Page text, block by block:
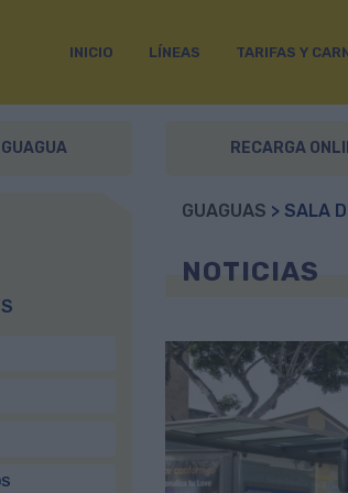
INICIO LÍNEAS TARIFAS Y
RECARGA
GUAGUAS > SALA
NOTICIAS